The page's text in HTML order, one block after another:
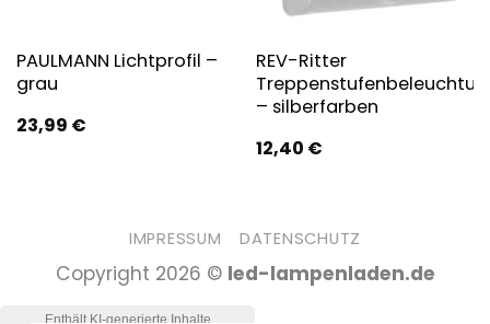
PAULMANN Lichtprofil –
grau
23,99 €
REV-Ritter
– silberfarben
12,40 €
IMPRESSUM DATENSCHUTZ
Copyright 2026 © led-lampenladen.de